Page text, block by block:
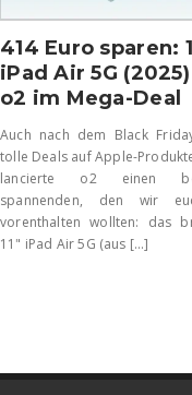
414 Euro sparen:
iPad Air 5G
o2 im Mega-Deal
Auch nach dem Black
tolle Deals auf Apple-
lancierte o2 einen
spannenden, den wir
vorenthalten wollten: das
11" iPad Air 5G (aus [...]